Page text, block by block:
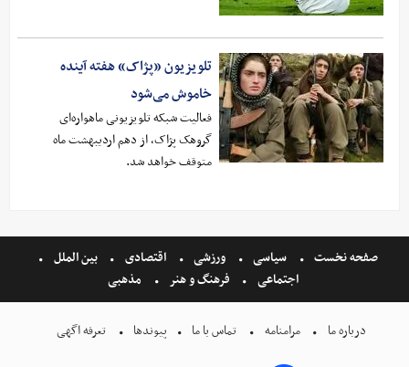
تلویزیون «پژاک» هفته آینده‌
خاموش می‌شود
فعالیت شبکه تلویزیونی ماهواره‌ای
گروهک پژاک، از دهم اردیبهشت ماه
متوقف خواهد شد.
صفحه نخست سیاسی ورزشی اقتصادی
بین الملل
اجتماعی
فرهنگ و هنر مذهبی
درباره ما مرامنامه تماس با ما پیوندها تعرفه اگهی